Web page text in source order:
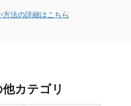
方法の詳細はこちら
カテゴリ